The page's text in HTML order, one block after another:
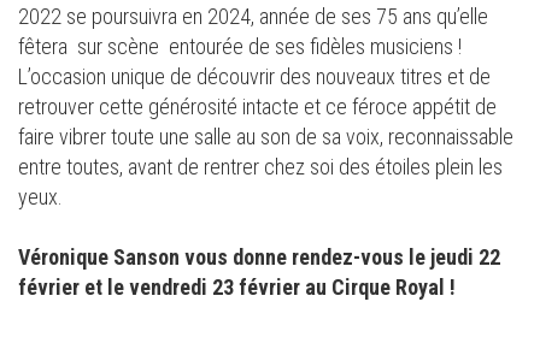
2022 se poursuivra en 2024, année de ses 75 ans qu’elle
fêtera sur scène entourée de ses fidèles musiciens !
L’occasion unique de découvrir des nouveaux titres et de
retrouver cette générosité intacte et ce féroce appétit de
faire vibrer toute une salle au son de sa voix, reconnaissable
entre toutes, avant de rentrer chez soi des étoiles plein les
yeux.
Véronique Sanson vous donne rendez-vous le jeudi 22
février et le vendredi 23 février au Cirque Royal !